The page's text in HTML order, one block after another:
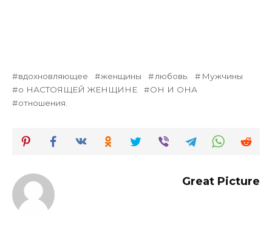
вдохновляющее женщины любовь.
Мужчины
о НАСТОЯЩЕЙ ЖЕНЩИНЕ
ОН И ОНА
отношения.
Great Picture